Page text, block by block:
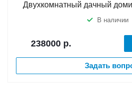
Двухкомнатный дачный
В наличии
238000 р.
Задать